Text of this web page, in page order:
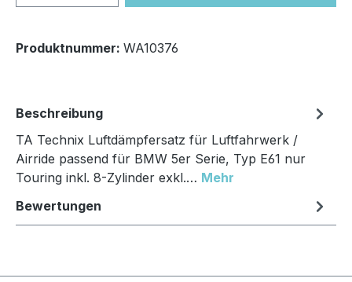
Produktnummer: WA10376
Beschreibung
TA Technix Luftdämpfersatz für Luftfahrwerk /
Airride passend für BMW 5er Serie, Typ E61 nur
Touring inkl. 8-Zylinder exkl.… Mehr
Bewertungen